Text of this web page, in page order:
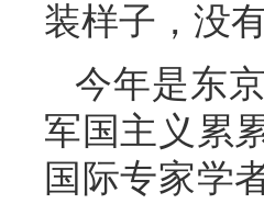
装样子，没
今年是东
军国主义累
国际专家学